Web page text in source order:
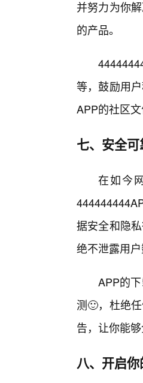
并努力为你
的产品。
等，鼓励用
APP的社区
七、安全
在如今
据安全和隐
绝不泄露用户
APP的
测🙂，杜绝
告，让你能
八、开启